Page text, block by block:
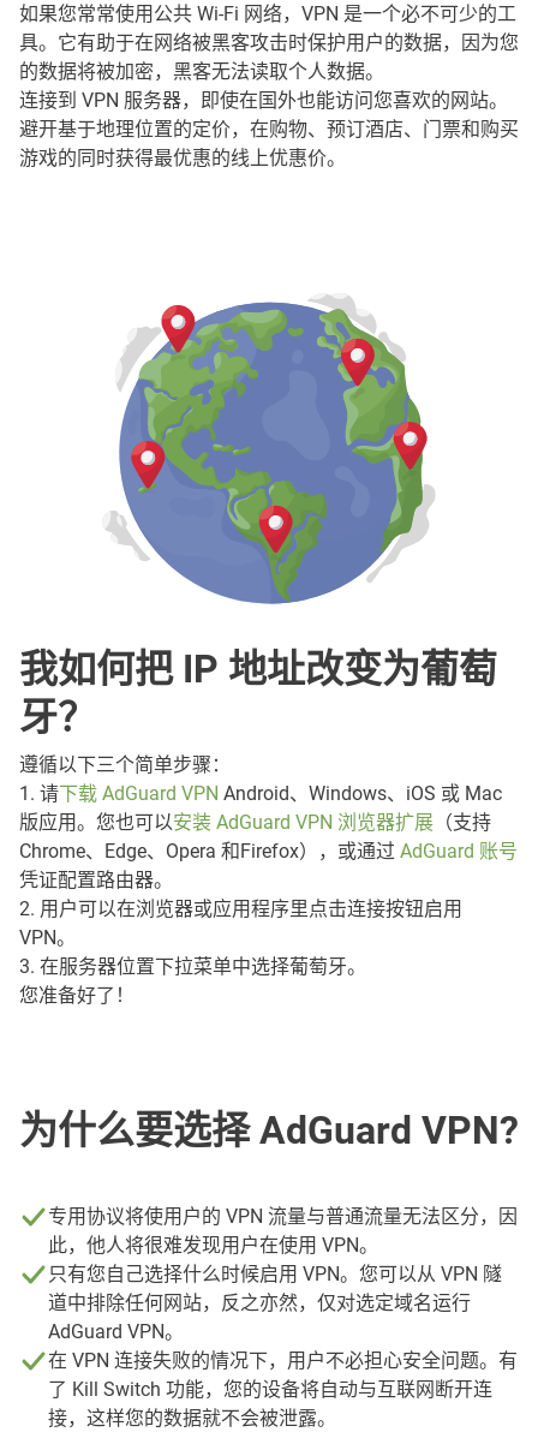
如果您常常使用公共 Wi-Fi 网络，VPN 是一个必不可少的工
具。它有助于在网络被黑客攻击时保护用户的数据，因为您
的数据将被加密，黑客无法读取个人数据。
连接到 VPN 服务器，即使在国外也能访问您喜欢的网站。
避开基于地理位置的定价，在购物、预订酒店、门票和购买
游戏的同时获得最优惠的线上优惠价。
我如何把 IP 地址改变为葡萄
牙？
遵循以下三个简单步骤：
1. 请下载 AdGuard VPN Android、Windows、iOS 或 Mac
版应用。您也可以安装 AdGuard VPN 浏览器扩展 （支持
Chrome、Edge、Opera 和Firefox），或通过 AdGuard 账号
凭证配置路由器。
2. 用户可以在浏览器或应用程序里点击连接按钮启用
VPN。
3. 在服务器位置下拉菜单中选择葡萄牙。
您准备好了！
为什么要选择 AdGuard VPN?
专用协议将使用户的 VPN 流量与普通流量无法区分，因
此，他人将很难发现用户在使用 VPN。
只有您自己选择什么时候启用 VPN。您可以从 VPN 隧
道中排除任何网站，反之亦然，仅对选定域名运行
AdGuard VPN。
在 VPN 连接失败的情况下，用户不必担心安全问题。有
了 Kill Switch 功能，您的设备将自动与互联网断开连
接，这样您的数据就不会被泄露。